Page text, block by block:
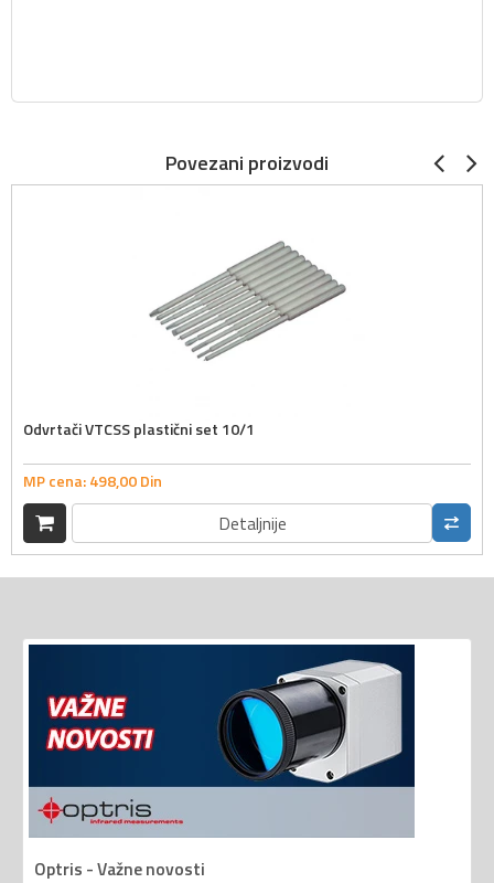
Povezani proizvodi
Odvrtači VTCSS plastični set 10/1
MP cena:498,00Din
Detaljnije
Optris - Važne novosti